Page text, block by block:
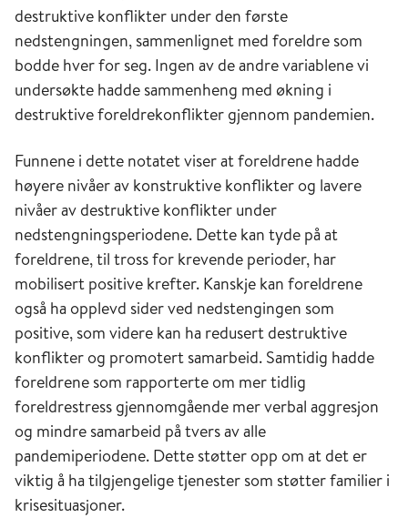
destruktive konflikter under den første
nedstengningen, sammenlignet med foreldre som
bodde hver for seg. Ingen av de andre variablene vi
undersøkte hadde sammenheng med økning i
destruktive foreldrekonflikter gjennom pandemien.
Funnene i dette notatet viser at foreldrene hadde
høyere nivåer av konstruktive konflikter og lavere
nivåer av destruktive konflikter under
nedstengningsperiodene. Dette kan tyde på at
foreldrene, til tross for krevende perioder, har
mobilisert positive krefter. Kanskje kan foreldrene
også ha opplevd sider ved nedstengingen som
positive, som videre kan ha redusert destruktive
konflikter og promotert samarbeid. Samtidig hadde
foreldrene som rapporterte om mer tidlig
foreldrestress gjennomgående mer verbal aggresjon
og mindre samarbeid på tvers av alle
pandemiperiodene. Dette støtter opp om at det er
viktig å ha tilgjengelige tjenester som støtter familier i
krisesituasjoner.